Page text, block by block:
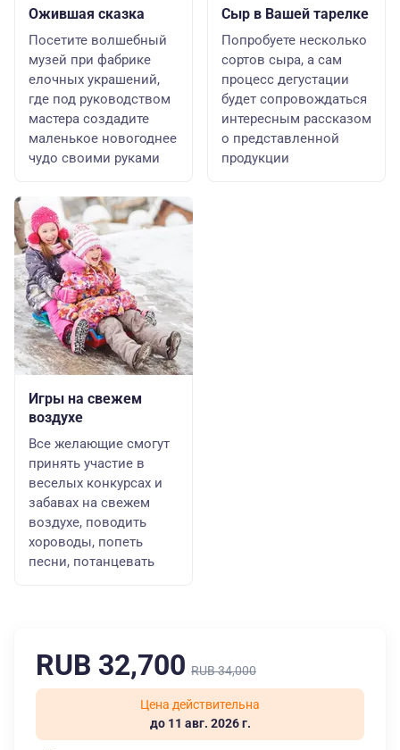
Ожившая сказка
Посетите волшебный
музей при фабрике
елочных украшений,
где под руководством
мастера создадите
маленькое новогоднее
чудо своими руками
Игры на свежем
воздухе
Все желающие смогут
принять участие в
веселых конкурсах и
забавах на свежем
воздухе, поводить
хороводы, попеть
песни, потанцевать
Сыр в Вашей тарелке
Попробуете несколько
сортов сыра, а сам
процесс дегустации
будет сопровождаться
интересным рассказом
о представленной
продукции
RUB 32,700 RUB 34,000
Цена действительна
до 11 авг. 2026 г.